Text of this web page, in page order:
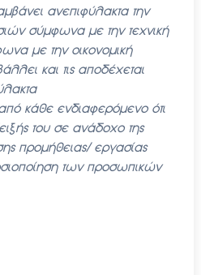
ανεπιφύλακτα την
σύμφωνα με την τεχνική
με την οικονομική
και τις αποδέχεται
κάθε ενδιαφερόμενο ότι
του σε ανάδοχο της
προμήθειας/ εργασίας
των προσωπικών